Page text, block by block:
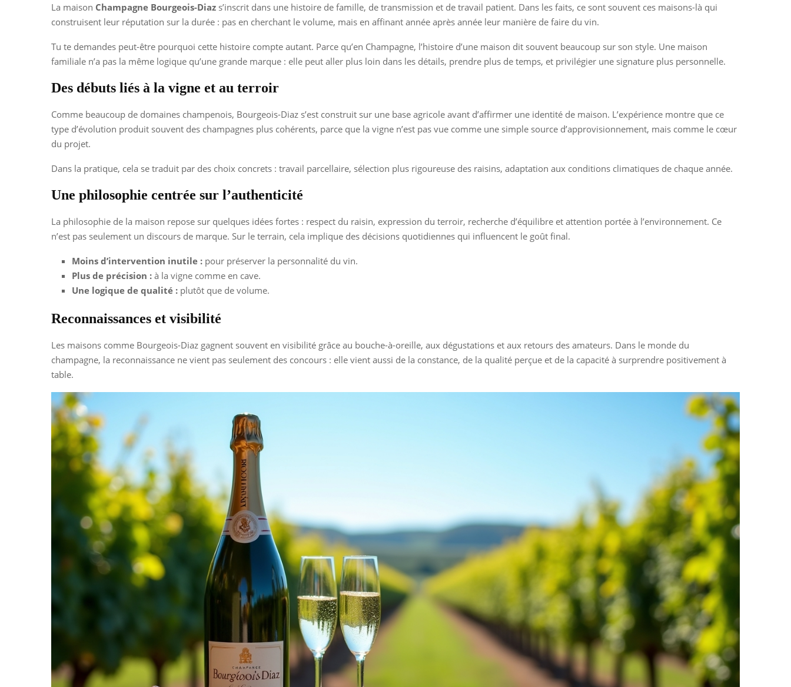
La maison Champagne Bourgeois-Diaz s’inscrit dans une histoire de famille, de transmission et de travail patient. Dans les faits, ce sont souvent ces maisons-là qui
construisent leur réputation sur la durée : pas en cherchant le volume, mais en affinant année après année leur manière de faire du vin.
Tu te demandes peut-être pourquoi cette histoire compte autant. Parce qu’en Champagne, l’histoire d’une maison dit souvent beaucoup sur son style. Une maison
familiale n’a pas la même logique qu’une grande marque : elle peut aller plus loin dans les détails, prendre plus de temps, et privilégier une signature plus personnelle.
Des débuts liés à la vigne et au terroir
Comme beaucoup de domaines champenois, Bourgeois-Diaz s’est construit sur une base agricole avant d’affirmer une identité de maison. L’expérience montre que ce
type d’évolution produit souvent des champagnes plus cohérents, parce que la vigne n’est pas vue comme une simple source d’approvisionnement, mais comme le cœur
du projet.
Dans la pratique, cela se traduit par des choix concrets : travail parcellaire, sélection plus rigoureuse des raisins, adaptation aux conditions climatiques de chaque année.
Une philosophie centrée sur l’authenticité
La philosophie de la maison repose sur quelques idées fortes : respect du raisin, expression du terroir, recherche d’équilibre et attention portée à l’environnement. Ce
n’est pas seulement un discours de marque. Sur le terrain, cela implique des décisions quotidiennes qui influencent le goût final.
Moins d’intervention inutile : pour préserver la personnalité du vin.
Plus de précision : à la vigne comme en cave.
Une logique de qualité : plutôt que de volume.
Reconnaissances et visibilité
Les maisons comme Bourgeois-Diaz gagnent souvent en visibilité grâce au bouche-à-oreille, aux dégustations et aux retours des amateurs. Dans le monde du
champagne, la reconnaissance ne vient pas seulement des concours : elle vient aussi de la constance, de la qualité perçue et de la capacité à surprendre positivement à
table.